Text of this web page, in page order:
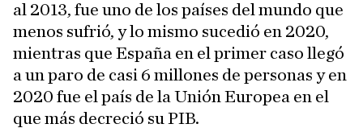
al 2013, fue uno de los países del mundo que
menos sufrió, y lo mismo sucedió en 2020,
mientras que España en el primer caso llegó
a un paro de casi 6 millones de personas y en
2020 fue el país de la Unión Europea en el
que más decreció su PIB.